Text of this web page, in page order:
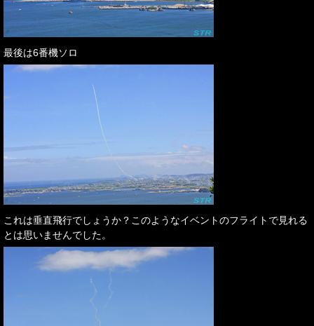
最後は6番機ソロ
これは垂直飛行でしょうか？このようなイベントのフライトで見れる
とは思いませんでした。